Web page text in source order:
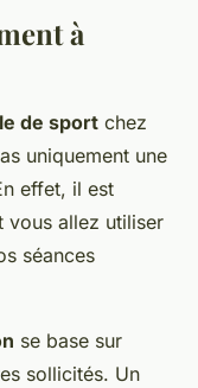
à
de sport chez
uniquement une
effet, il est
vous allez utiliser
séances
se base sur
sollicités. Un